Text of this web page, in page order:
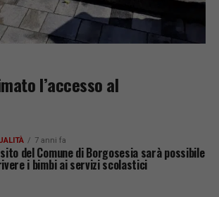
l’accesso al
7 anni fa
del Comune di Borgosesia sarà possibile
i bimbi ai servizi scolastici